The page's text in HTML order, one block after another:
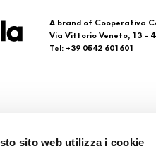
sito web utilizza i cookie
A brand of Cooperativa
Via Vittorio Veneto, 13 -
Tel: +39 0542 601601